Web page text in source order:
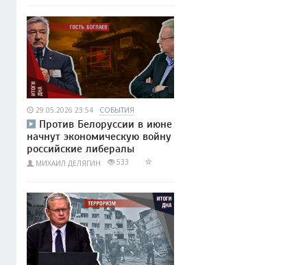
29.05.2026 23:54 СОБЫТИЯ
Против Белоруссии в июне
начнут экономическую войну
российские либералы
МИХАИЛ ДЕЛЯГИН 533